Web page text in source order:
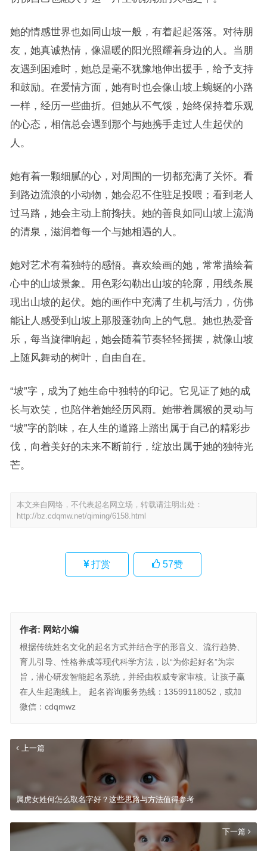
她的情感世界也如同山坡一般，有着起起落落。对待朋
友，她真诚热情，像温暖的阳光照耀着身边的人。当朋
友遇到困难时，她总是毫不犹豫地伸出援手，给予支持
和鼓励。在爱情方面，她有时也会像山坡上蜿蜒的小路
一样，经历一些曲折。但她从不气馁，始终保持着乐观
的心态，相信总会遇到那个与她携手走过人生起伏的
人。
她有着一颗细腻的心，对周围的一切都充满了关怀。看
到路边流浪的小动物，她会忍不住驻足投喂；看到老人
过马路，她会主动上前搀扶。她的善良如同山坡上流淌
的清泉，滋润着每一个与她相遇的人。
她对艺术有着独特的感悟。喜欢绘画的她，常常描绘着
心中的山坡景象。用色彩勾勒出山坡的轮廓，用线条展
现出山坡的起伏。她的画作中充满了生机与活力，仿佛
能让人感受到山坡上那股蓬勃向上的气息。她也热爱音
乐，每当旋律响起，她会随着节奏轻轻摇摆，就像山坡
上随风舞动的树叶，自由自在。
“坡”字，成为了她生命中独特的印记。它见证了她的成
长与欢笑，也陪伴着她经历风雨。她带着属猴的灵动与
“坡”字的韵味，在人生的道路上踏出属于自己的精彩步
伐，向着美好的未来不断前行，绽放出属于她的独特光
芒。
本文来自网络，不代表起名网立场，转载请注明出处：
http://bz.cdqmw.net/qiming/6158.html
打赏 57赞
作者: 网站小编
根据传统姓名文化的起名方式并结合字的形音义、流行趋势、
育儿引导、性格养成等现代科学方法，以“为你起好名”为宗
旨，潜心研发智能起名系统，并经由权威专家审核。让孩子赢
在人生起跑线上。 起名咨询服务热线：13599118052，或加
微信：cdqmwz
上一篇
属虎女姓何怎么取名字好？这些思路与方法值得参考
下一篇